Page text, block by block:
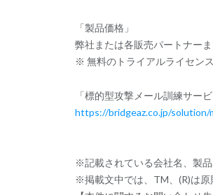
「製品価格」
弊社または各販売パートナー
※ 無料のトライアルライセン
「標的型攻撃メール訓練サ
https://bridgeaz.co.jp/solution/
※記載されている会社名、製
※掲載文中では、TM、(R)は